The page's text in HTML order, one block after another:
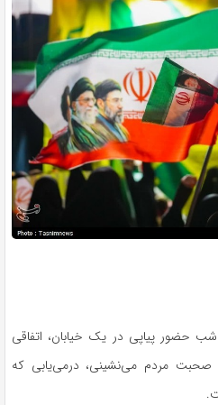
شاید در نگاه نخست، ماجرای 92 شب حضور پیاپی در یک خیابان، اتفاقی
صحبت مردم می‌نشینی، درمی‌یابی که